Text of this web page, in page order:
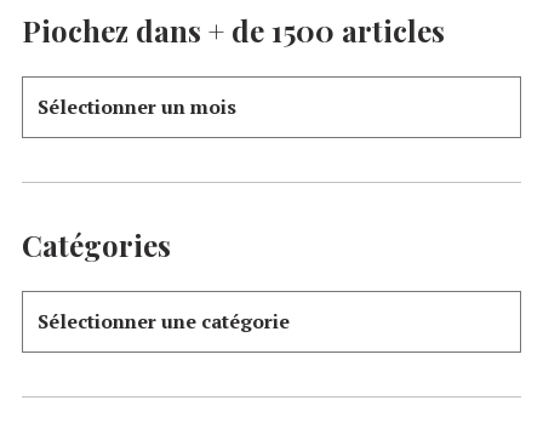
Piochez dans + de 1500 articles
Catégories